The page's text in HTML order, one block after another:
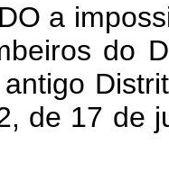
a
do
de 17 de